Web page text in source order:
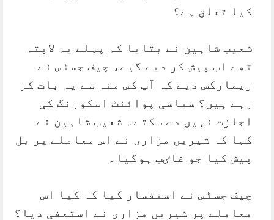
کیا تعلق ہے؟
شعیب شاہین نے بتایا کہ پہلے یہ لاپتہ
تھے اب پیش کر دیے گیے، چیف جسٹس نے
ریمارکس دیے کہ آپ کس منہ سے یہ بات کر
رہے ہیں؟ سیاسی پوائنٹ اسکورنگ کی
اجازت نہیں دے سکتے۔ شعیب شاہین نے
کہا کہ شیریں مزاری نے اس معاملے پر بل
پیش کیا جو غاٸب ہوگیا۔
چیف جسٹس نے استفسار کیا کہ کیا اس
معاملے پر شیریں مزاری نے استعفی دیا؟